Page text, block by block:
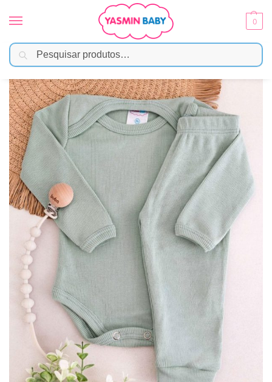
0
Início Moda Bebê / Menina / Conjunto Body Bebê Pagão Canelado Longo – Verde